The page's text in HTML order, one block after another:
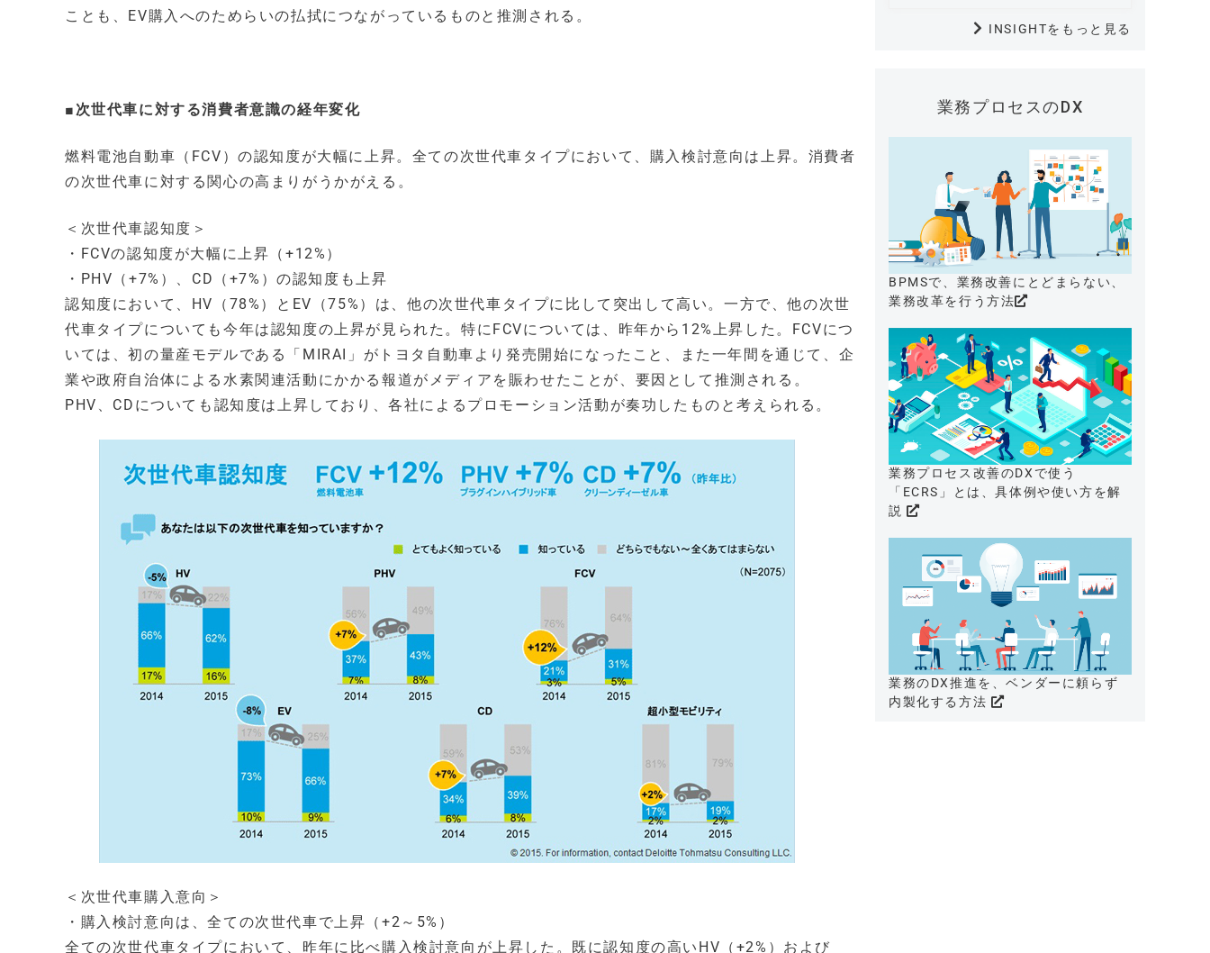
ことも、EV購入へのためらいの払拭につながっているものと推測される。
■次世代車に対する消費者意識の経年変化
燃料電池自動車（FCV）の認知度が大幅に上昇。全ての次世代車タイプにおいて、購入検討意向は上昇。消費者
の次世代車に対する関心の高まりがうかがえる。
＜次世代車認知度＞
・FCVの認知度が大幅に上昇（+12%）
・PHV（+7%）、CD（+7%）の認知度も上昇
認知度において、HV（78%）とEV（75%）は、他の次世代車タイプに比して突出して高い。一方で、他の次世
代車タイプについても今年は認知度の上昇が見られた。特にFCVについては、昨年から12%上昇した。FCVにつ
いては、初の量産モデルである「MIRAI」がトヨタ自動車より発売開始になったこと、また一年間を通じて、企
業や政府自治体による水素関連活動にかかる報道がメディアを賑わせたことが、要因として推測される。
PHV、CDについても認知度は上昇しており、各社によるプロモーション活動が奏功したものと考えられる。
＜次世代車購入意向＞
・購入検討意向は、全ての次世代車で上昇（+2～5%）
全ての次世代車タイプにおいて、昨年に比べ購入検討意向が上昇した。既に認知度の高いHV（+2%）および
INSIGHTをもっと見る
業務プロセスのDX
BPMSで、業務改善にとどまらない、
業務改革を行う方法
業務プロセス改善のDXで使う
「ECRS」とは、具体例や使い方を解
説
業務のDX推進を、ベンダーに頼らず
内製化する方法